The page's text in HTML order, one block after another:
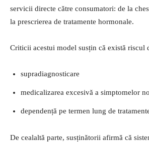
servicii directe către consumatori: de la
la prescrierea de tratamente hormonale.
Criticii acestui model susțin că există riscul
supradiagnosticare
medicalizarea excesivă a simptomelor
dependență pe termen lung de
De cealaltă parte, susținătorii afirmă că